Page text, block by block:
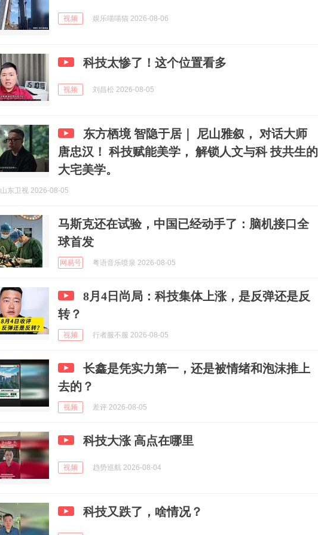
视频 娱乐喵喵猫 2026-08-06
科技太惨了！这个位置看多
视频 刘昌松 2026-08-05
东方栖境 智隐于居｜ 尼山雅叙， 对话大师
唐忠汉！ 科技赋能美学， 解锁人文与科 技共生的
大宅美学。
山东卫视 2026-08-05
马斯克还在试验，中国已经动手了：脑机接口全
球首发
网易号 粤语音乐喷泉 2026-08-05
8月4日尚局：科技集体上涨，是反弹还是反
转？
视频 行者服不服 2026-08-05
长鑫是凭实力第一，还是被情绪和泡沫推上
去的？
视频 差评 2026-08-05
科技大涨 高点在哪里
视频 趋势巡航 2026-08-04
科技又跌了，啥情况？